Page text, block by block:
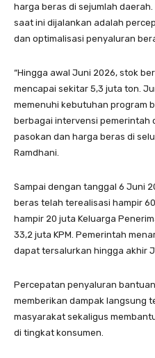
harga beras di sejumlah
saat ini dijalankan adalah
dan optimalisasi penyaluran
“Hingga awal Juni 2026, stok
mencapai sekitar 5,3 juta ton.
memenuhi kebutuhan program
berbagai intervensi pemerintah
pasokan dan harga beras di
Ramdhani.
Sampai dengan tanggal 6 Juni
beras telah terealisasi hampir
hampir 20 juta Keluarga
33,2 juta KPM. Pemerintah
dapat tersalurkan hingga akhir
Percepatan penyaluran
memberikan dampak langsung
masyarakat sekaligus
di tingkat konsumen.